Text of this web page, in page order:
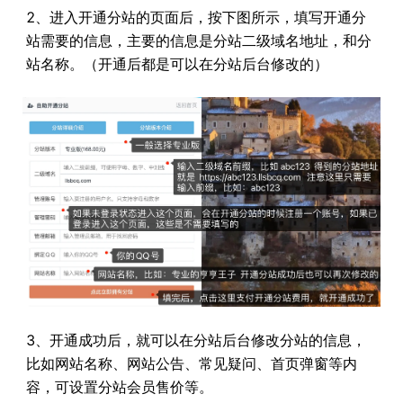
2、进入开通分站的页面后，按下图所示，填写开通分
站需要的信息，主要的信息是分站二级域名地址，和分
站名称。（开通后都是可以在分站后台修改的）
3、开通成功后，就可以在分站后台修改分站的信息，
比如网站名称、网站公告、常见疑问、首页弹窗等内
容，可设置分站会员售价等。